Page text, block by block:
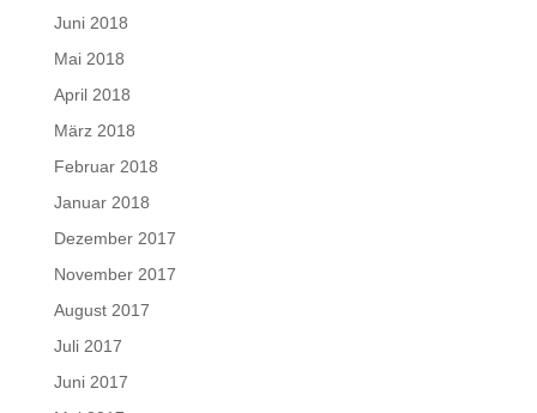
Juni 2018
Mai 2018
April 2018
März 2018
Februar 2018
Januar 2018
Dezember 2017
November 2017
August 2017
Juli 2017
Juni 2017